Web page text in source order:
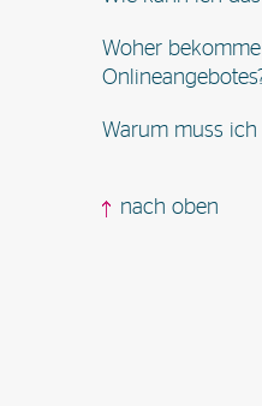
Woher
Warum muss ich
nach oben